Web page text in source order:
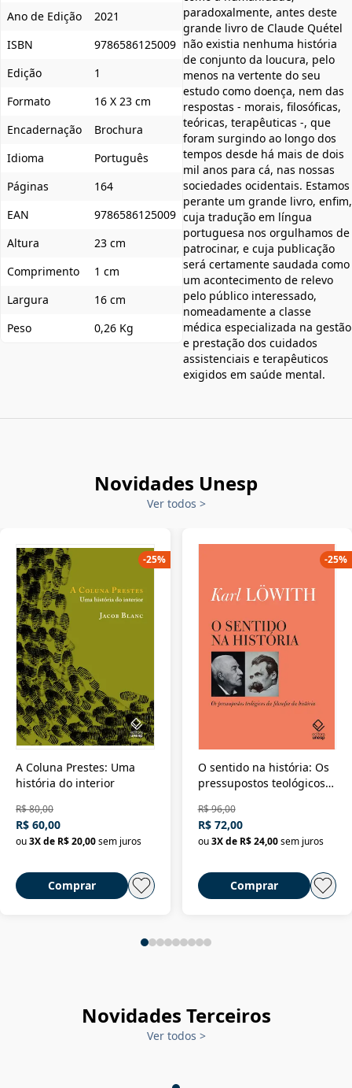
Ano de Edição
2021
ISBN
9786586125009
Edição
1
Formato
16 X 23 cm
Encadernação
Brochura
Idioma
Português
Páginas
164
EAN
9786586125009
Altura
23 cm
Comprimento
1 cm
Largura
16 cm
Peso
0,26 Kg
paradoxalmente, antes deste
grande livro de Claude Quétel
não existia nenhuma história
de conjunto da loucura, pelo
menos na vertente do seu
estudo como doença, nem das
respostas - morais, filosóficas,
teóricas, terapêuticas -, que
foram surgindo ao longo dos
tempos desde há mais de dois
mil anos para cá, nas nossas
sociedades ocidentais. Estamos
perante um grande livro, enfim,
cuja tradução em língua
portuguesa nos orgulhamos de
patrocinar, e cuja publicação
será certamente saudada como
um acontecimento de relevo
pelo público interessado,
nomeadamente a classe
médica especializada na gestão
e prestação dos cuidados
assistenciais e terapêuticos
exigidos em saúde mental.
Novidades Unesp
Ver todos >
A Coluna Prestes: Uma
história do interior
R$ 80,00
R$ 60,00
ou3X de R$ 20,00sem juros
Comprar
-25%
O sentido na história: Os
pressupostos teológicos
R$ 96,00
R$ 72,00
ou 3X de R$ 24,00 sem juros
Comprar
-25%
Novidades Terceiros
Ver todos >